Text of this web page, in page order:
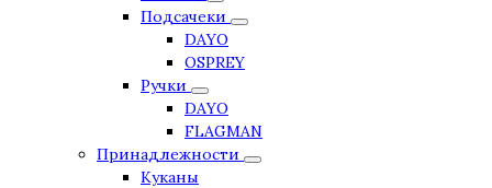
Подсачеки
DAYO
OSPREY
Ручки
DAYO
FLAGMAN
Принадлежности
Куканы